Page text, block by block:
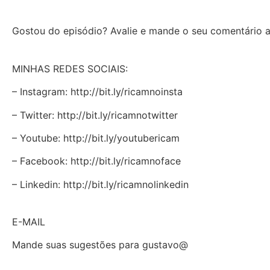
Gostou do episódio? Avalie e mande o seu comentário
MINHAS REDES SOCIAIS:
– Instagram: http://bit.ly/ricamnoinsta
– Twitter: http://bit.ly/ricamnotwitter
– Youtube: http://bit.ly/youtubericam
– Facebook: http://bit.ly/ricamnoface
– Linkedin: http://bit.ly/ricamnolinkedin
E-MAIL
Mande suas sugestões para gustavo@